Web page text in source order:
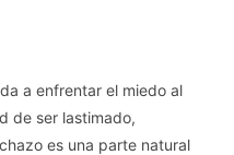
a enfrentar el miedo al
de ser lastimado,
es una parte natural